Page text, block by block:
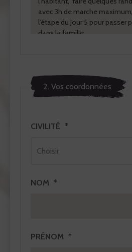
2. Vos coordonnées
CIVILITÉ
Choisir
NOM
PRÉNOM